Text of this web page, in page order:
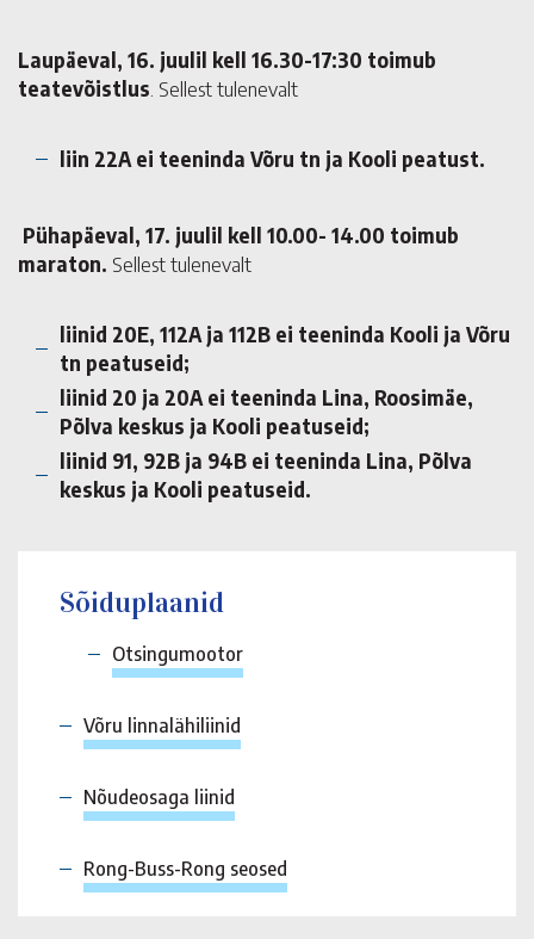
Laupäeval, 16. juulil kell 16.30-17:30 toimub
teatevõistlus . Sellest tulenevalt
liin 22A ei teeninda Võru tn ja Kooli peatust.
Pühapäeval, 17. juulil kell 10.00- 14.00 toimub
maraton. Sellest tulenevalt
liinid 20E, 112A ja 112B ei teeninda Kooli ja Võru
tn peatuseid;
liinid 20 ja 20A ei teeninda Lina, Roosimäe,
Põlva keskus ja Kooli peatuseid;
liinid 91, 92B ja 94B ei teeninda Lina, Põlva
keskus ja Kooli peatuseid.
Sõiduplaanid
Otsingumootor
Võru linnalähiliinid
Nõudeosaga liinid
Rong-Buss-Rong seosed